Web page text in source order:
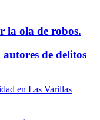
la ola de robos.
de delitos